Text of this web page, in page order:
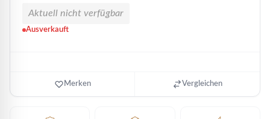
Aktuell nicht verfügbar
Ausverkauft
Merken Vergleichen